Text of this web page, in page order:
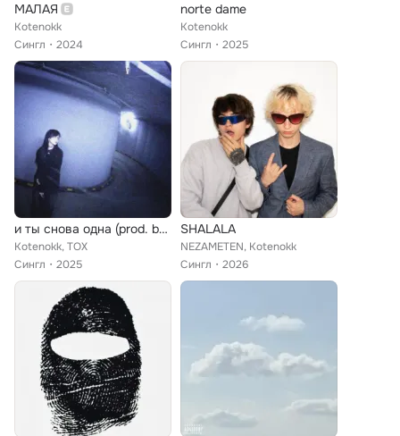
МАЛАЯ
Kotenokk
Сингл
2024
norte dame
Kotenokk
Сингл
2025
и ты снова одна (prod. by youngmuffa)
Kotenokk, TOX
Сингл
2025
SHALALA
NEZAMETEN, Kotenokk
Сингл
2026